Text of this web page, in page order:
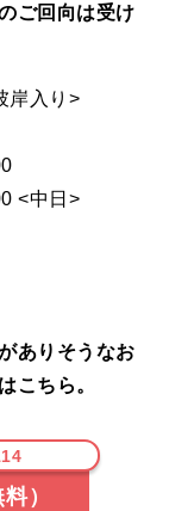
ご回向は受け
岸入り>
<中日>
ありそうなお
こちら。
）